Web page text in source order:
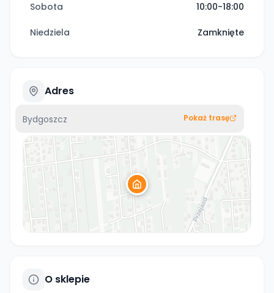
Sobota 10:00-18:00
Niedziela Zamknięte
Adres
Bydgoszcz Pokaż trasę
O sklepie